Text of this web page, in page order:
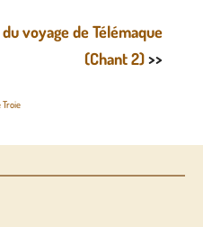
voyage de Télémaque
(Chant 2)>>
Troie